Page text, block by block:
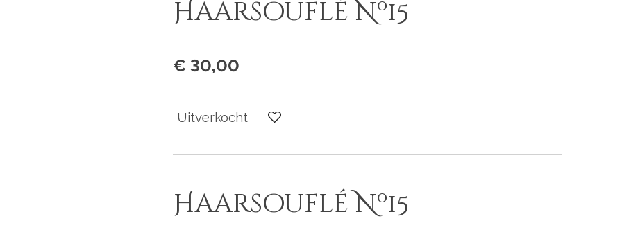
Haarsouflé Nº15
€ 30,00
Uitverkocht
Haarsouflé Nº15